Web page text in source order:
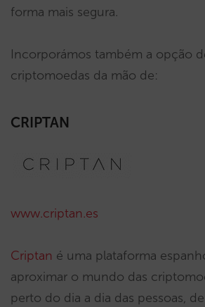
forma mais segura.
Incorporámos também a opção
criptomoedas da mão de:
CRIPTAN
www.criptan.es
Criptan é uma plataforma
aproximar o mundo das
perto do dia a dia das pessoas,